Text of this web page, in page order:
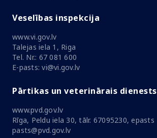
Veselības inspekcija
www.vi.gov.lv
Talejas iela 1, Riga
Tel. Nr.: 67 081 600
E-pasts: vi@vi.gov.lv
Pārtikas un veterinārais dienests
www.pvd.gov.lv
Rīga, Peldu iela 30, tālr. 67095230, epasts
pasts@pvd.gov.lv